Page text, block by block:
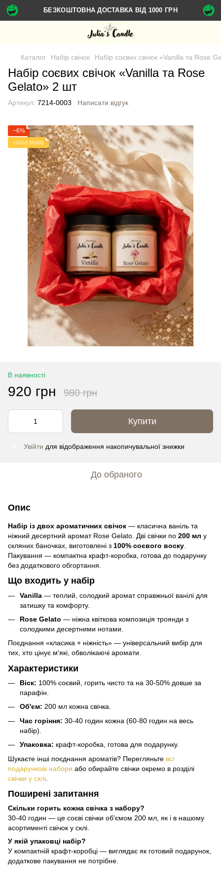
БЕЗКОШТОВНА ДОСТАВКА ВІД 1000 ГРН
Каталог Набір свічок Набір соєвих свічок «Vanilla та Rose
Набір соєвих свічок «Vanilla та Rose
Gelato» 2 шт
Артикул: 7214-0003 Написати відгук
−6%
Hand Made
В наявності
920 грн 980 грн
Купити
Увійти для відображення накопичувальної знижки
До обраного
Опис
Набір із двох ароматичних свічок — класична ваніль та
нiжний десертний аромат Rose Gelato. Дві свічки по 200 мл у
скляних баночках, виготовлені з 100% соєвого воску
Пакування — компактна крафт-коробка, готова до подарунку
без додаткового обгортання.
Що входить у набір
Vanilla — теплий, солодкий аромат справжньої ванілі для
затишку та комфорту.
Rose Gelato — нiжна квіткова композиція троянди з
солодкими десертними нотами.
Поєднання «класика + нiжність» — універсальний вибір для
тих, хто цінує м'які, обволікаючі аромати.
Характеристики
Віск: 100% соєвий, горить чисто та на 30-50% довше за
парафін.
Об'єм: 200 мл кожна свічка.
Час горіння: 30-40 годин кожна (60-80 годин на весь
набір).
Упаковка: крафт-коробка, готова для подарунку.
Шукаєте інші поєднання ароматів? Перегляньте всі
подарункові набори або обирайте свічки окремо в розділі
свічки у склі
Поширені запитання
Скільки горить кожна свічка з набору?
30-40 годин — це соєві свічки об'ємом 200 мл, як і в нашому
асортименті свічок у склі.
У якій упаковці набір?
У компактній крафт-коробці — виглядає як готовий подарунок,
додаткове пакування не потрібне.